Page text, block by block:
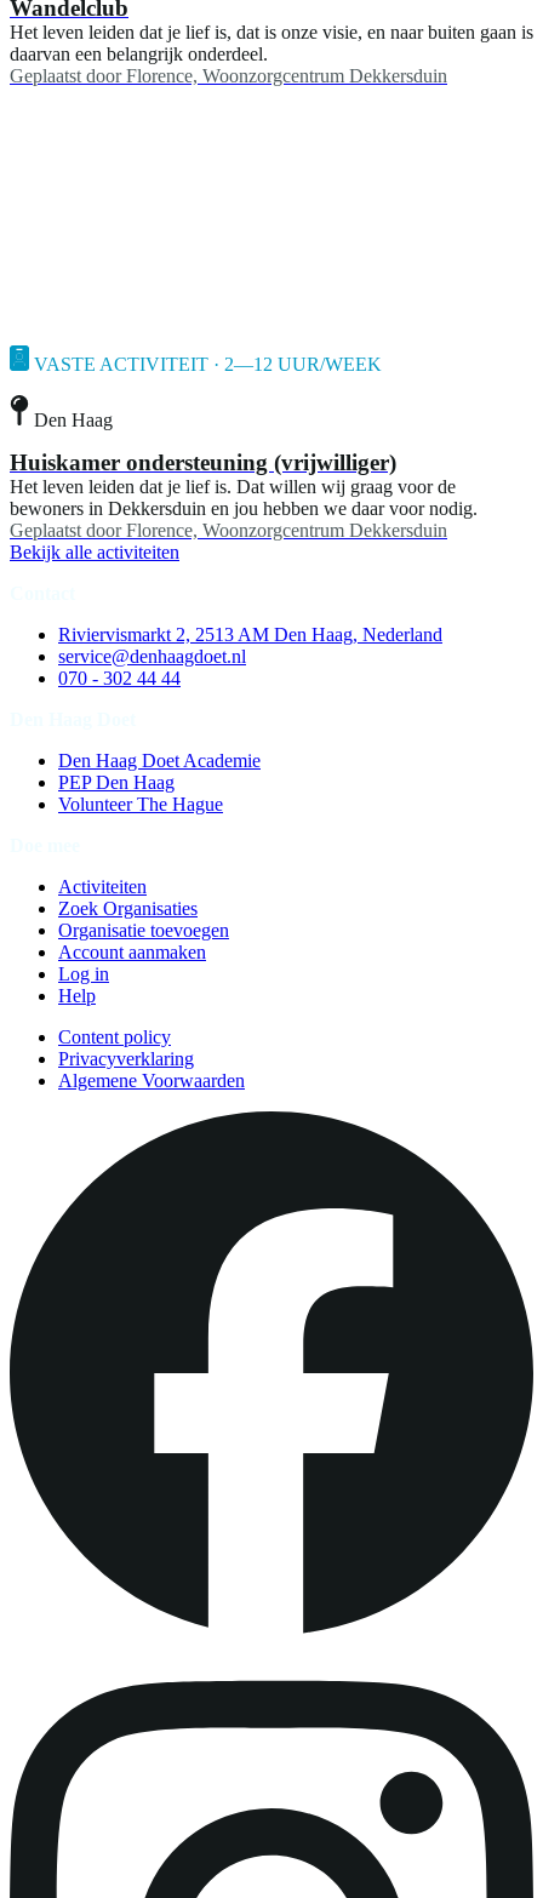
Wandelclub
Het leven leiden dat je lief is, dat is onze visie, en naar buiten gaan is
daarvan een belangrijk onderdeel.
Geplaatst door Florence, Woonzorgcentrum Dekkersduin
VASTE ACTIVITEIT · 2—12 UUR/WEEK
Den Haag
Huiskamer ondersteuning (vrijwilliger)
Het leven leiden dat je lief is. Dat willen wij graag voor de
bewoners in Dekkersduin en jou hebben we daar voor nodig.
Geplaatst door Florence, Woonzorgcentrum Dekkersduin
Bekijk alle activiteiten
Riviervismarkt 2, 2513 AM Den Haag, Nederland
service@denhaagdoet.nl
070 - 302 44 44
Den Haag Doet Academie
PEP Den Haag
Volunteer The Hague
Activiteiten
Zoek Organisaties
Organisatie toevoegen
Account aanmaken
Log in
Help
Content policy
Privacyverklaring
Algemene Voorwaarden